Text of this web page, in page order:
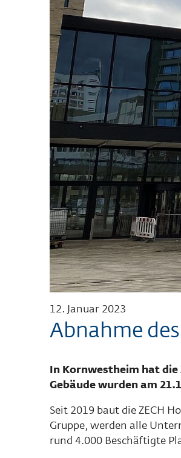
12. Januar 2023
Abnahme
In Kornwestheim hat
Gebäude wurden am
Seit 2019 baut die ZECH
Gruppe, werden alle
rund 4.000 Beschäftigte